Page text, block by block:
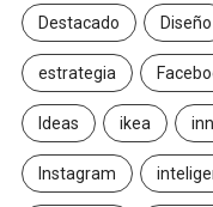
Destacado Diseño
estrategia
Ideas ikea
Instagram